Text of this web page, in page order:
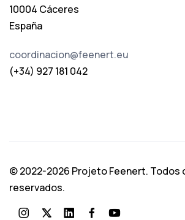
10004 Cáceres
España
coordinacion@feenert.eu
(+34) 927 181 042
© 2022-2026 Projeto Feenert. Todos
reservados.